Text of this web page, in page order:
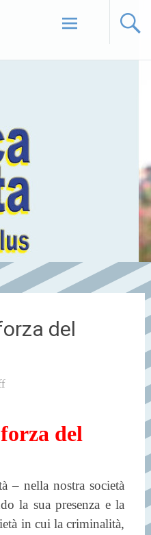
del
del
– nella nostra società
la sua presenza e la
in cui la criminalità,